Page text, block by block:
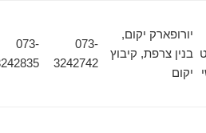
יורופארק יקום,
בנין צרפת, קיבוץ
יקום
073-
3242742
073-
3242835